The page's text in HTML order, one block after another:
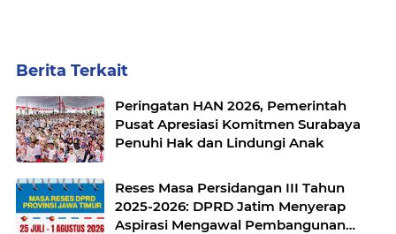
Berita Terkait
Peringatan HAN 2026, Pemerintah
Pusat Apresiasi Komitmen Surabaya
Penuhi Hak dan Lindungi Anak
Reses Masa Persidangan III Tahun
2025-2026: DPRD Jatim Menyerap
Aspirasi Mengawal Pembangunan